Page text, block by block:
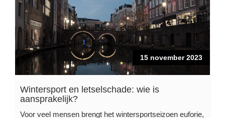
15 november 2023
Wintersport en letselschade: wie is
aansprakelijk?
Voor veel mensen brengt het wintersportseizoen euforie,